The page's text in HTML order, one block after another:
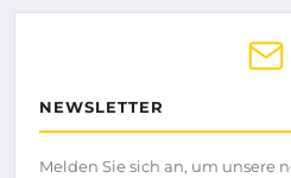
NEWSLETTER
Melden Sie sich an, um unsere